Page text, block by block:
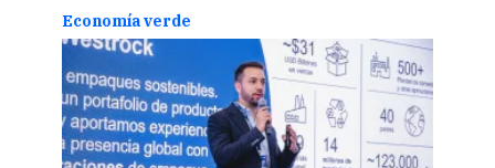
Economía verde